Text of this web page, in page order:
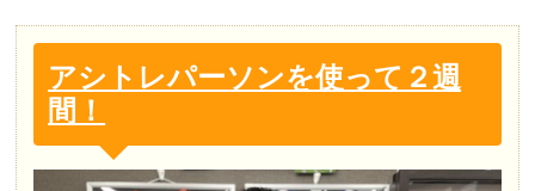
アシトレパーソンを使って２週
間！